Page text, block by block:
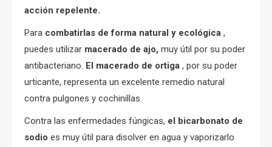
acción repelente.
Para combatirlas de forma natural y ecológica ,
puedes utilizar macerado de ajo, muy útil por su poder
antibacteriano. El macerado de ortiga , por su poder
urticante, representa un excelente remedio natural
contra pulgones y cochinillas.
Contra las enfermedades fúngicas, el bicarbonato de
sodio es muy útil para disolver en agua y vaporizarlo